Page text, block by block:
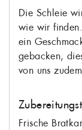
Die Schleie
wie wir
ein
gebacken,
von uns
Frische